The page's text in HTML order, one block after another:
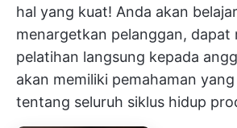
hal yang kuat! Anda akan
menargetkan pelanggan, dapat
pelatihan langsung kepada
akan memiliki pemahaman
tentang seluruh siklus hidup